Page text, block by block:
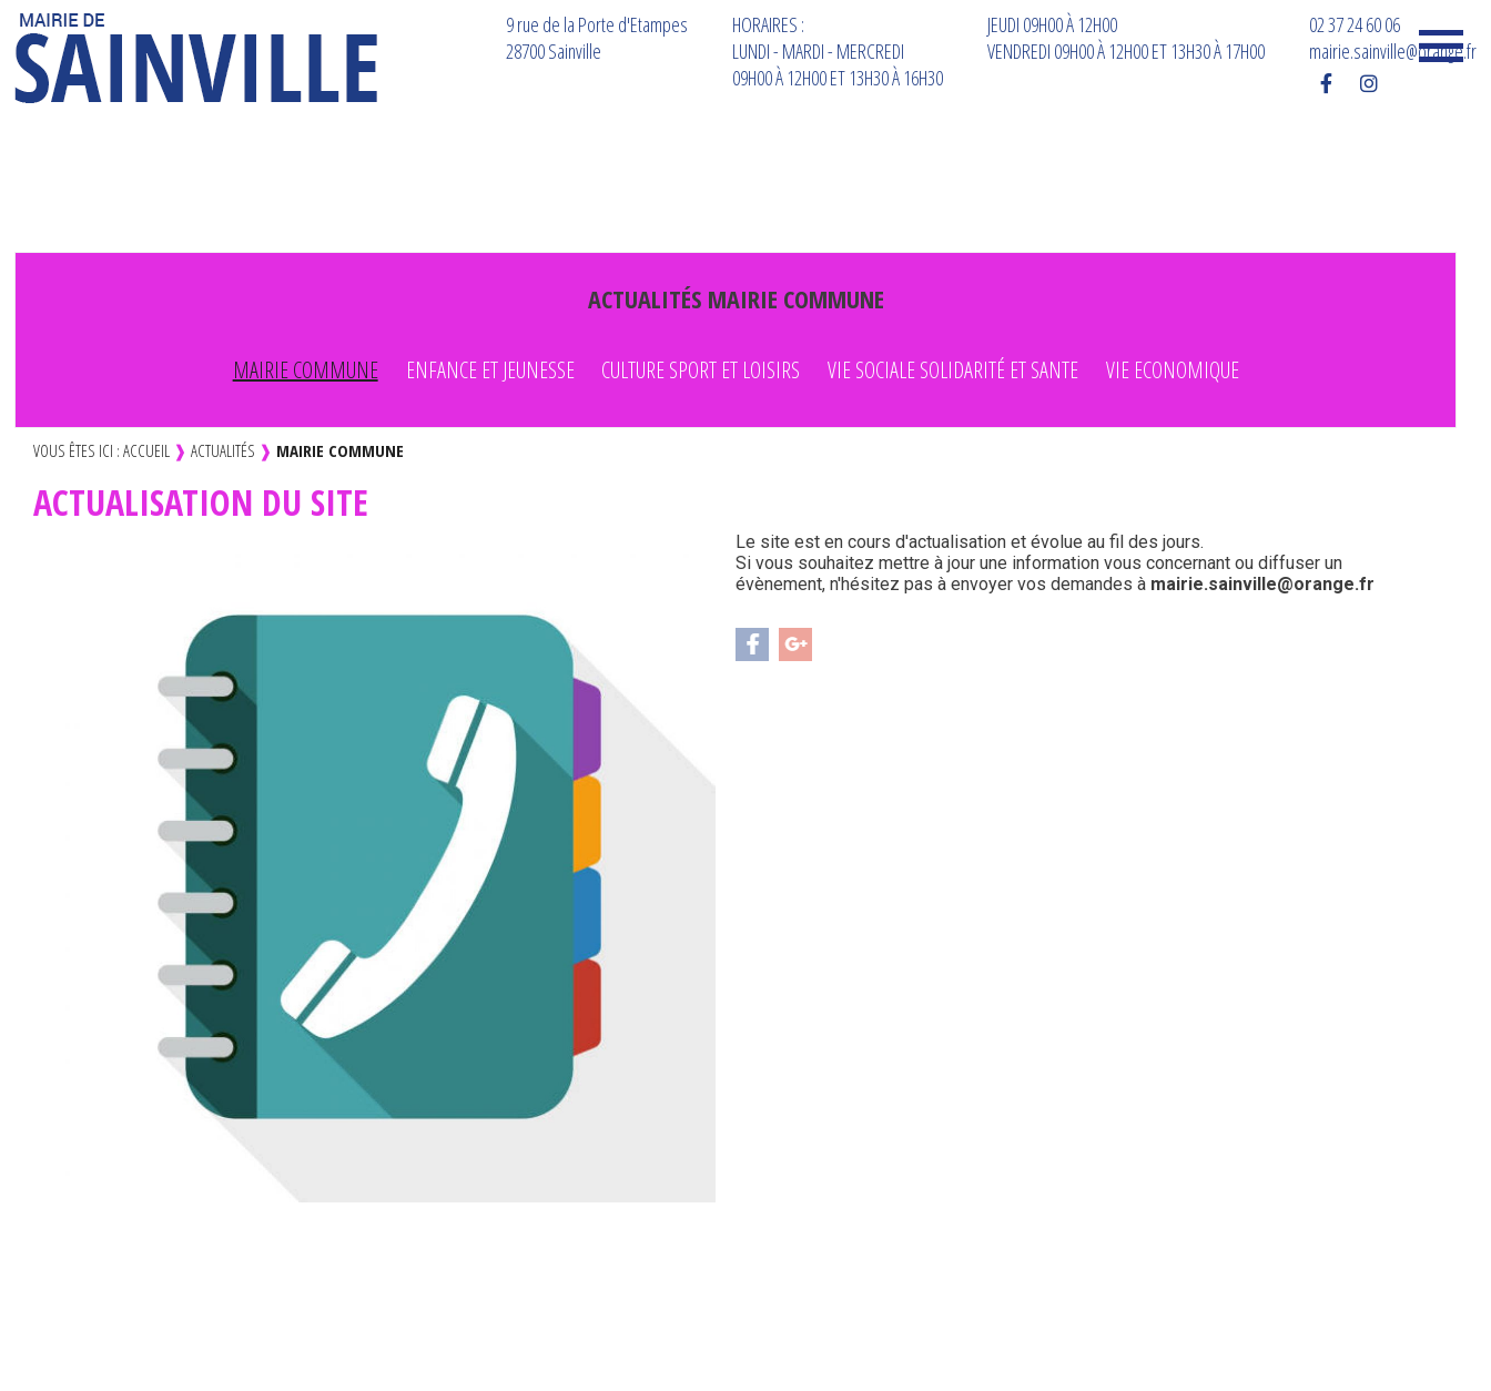
9 rue de la Porte d'Etampes
28700 Sainville
HORAIRES :
LUNDI - MARDI - MERCREDI
09H00 À 12H00 ET 13H30 À 16H30
JEUDI 09H00 À 12H00
VENDREDI 09H00 À 12H00 ET 13H30 À 17H00
02 37 24 60 06
mairie.sainville@orange.fr
ACTUALITÉS MAIRIE COMMUNE
MAIRIE COMMUNE ENFANCE ET JEUNESSE CULTURE SPORT ET LOISIRS VIE SOCIALE SOLIDARITÉ ET SANTE VIE ECONOMIQUE
VOUS ÊTES ICI :ACCUEIL ❱ ACTUALITÉS ❱ MAIRIE COMMUNE
ACTUALISATION DU SITE
Le site est en cours d'actualisation et évolue au fil des jours.
Si vous souhaitez mettre à jour une information vous concernant ou diffuser un
évènement, n'hésitez pas à envoyer vos demandes à mairie.sainville@orange.fr